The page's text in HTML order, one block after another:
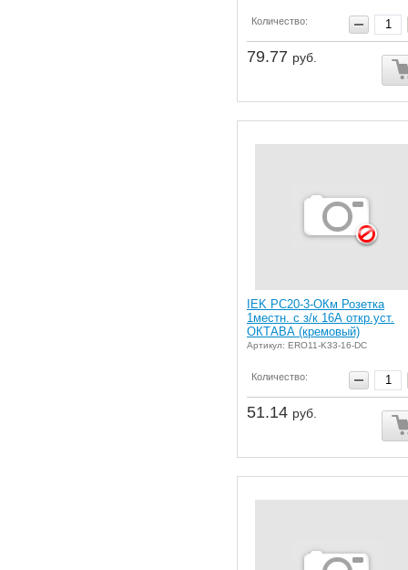
Количество:
79.77 руб.
IEK РС20-3-ОКм Розетка
1местн. c з/к 16А откр.уст.
ОКТАВА (кремовый)
Артикул: ERO11-K33-16-DC
Количество:
51.14 руб.